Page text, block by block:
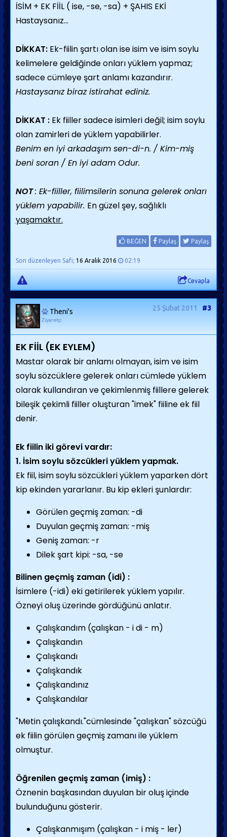
İSİM + EK FİİL ( ise, -se, -sa) + ŞAHIS EKİ
Hastaysanız...
DİKKAT: Ek-fiilin şartı olan ise isim ve isim soylu
kelimelere geldiğinde onları yüklem yapmaz;
sadece cümleye şart anlamı kazandırır.
Hastaysanız biraz istirahat ediniz.
DİKKAT : Ek fiiller sadece isimleri değil; isim soylu
olan zamirleri de yüklem yapabilirler.
Benim en iyi arkadaşım sen-di-n. / Kim-miş
beni soran / En iyi adam Odur.
NOT: Ek-fiiller, fiilimsilerin sonuna gelerek onları
yüklem yapabilir. En güzel şey, sağlıklı
yaşamaktır.
BEĞEN Paylaş Paylaş
Son düzenleyen Safi; 16 Aralık 2016 02:19
Cevapla
Theni's
Ziyaretçi
25 Şubat 2011 #3
EK FİİL (EK EYLEM)
Mastar olarak bir anlamı olmayan, isim ve isim
soylu sözcüklere gelerek onları cümlede yüklem
olarak kullandıran ve çekimlenmiş fiillere gelerek
bileşik çekimli fiiller oluşturan "imek" fiiline ek fiil
denir.
Ek fiilin iki görevi vardır:
1. İsim soylu sözcükleri yüklem yapmak.
Ek fiil, isim soylu sözcükleri yüklem yaparken dört
kip ekinden yararlanır. Bu kip ekleri şunlardır:
Görülen geçmiş zaman: -di
Duyulan geçmiş zaman: -miş
Geniş zaman: -r
Dilek şart kipi: -sa, -se
Bilinen geçmiş zaman (idi) :
İsimlere (-idi) eki getirilerek yüklem yapılır.
Özneyi oluş üzerinde gördüğünü anlatır.
Çalışkandım (çalışkan - i di - m)
Çalışkandın
Çalışkandı
Çalışkandık
Çalışkandınız
Çalışkandılar
"Metin çalışkandı."cümlesinde "çalışkan" sözcüğü
ek fiilin görülen geçmiş zamanı ile yüklem
olmuştur.
Öğrenilen geçmiş zaman (imiş) :
Öznenin başkasından duyulan bir oluş içinde
bulunduğunu gösterir.
Çalışkanmışım (çalışkan - i miş - ler)